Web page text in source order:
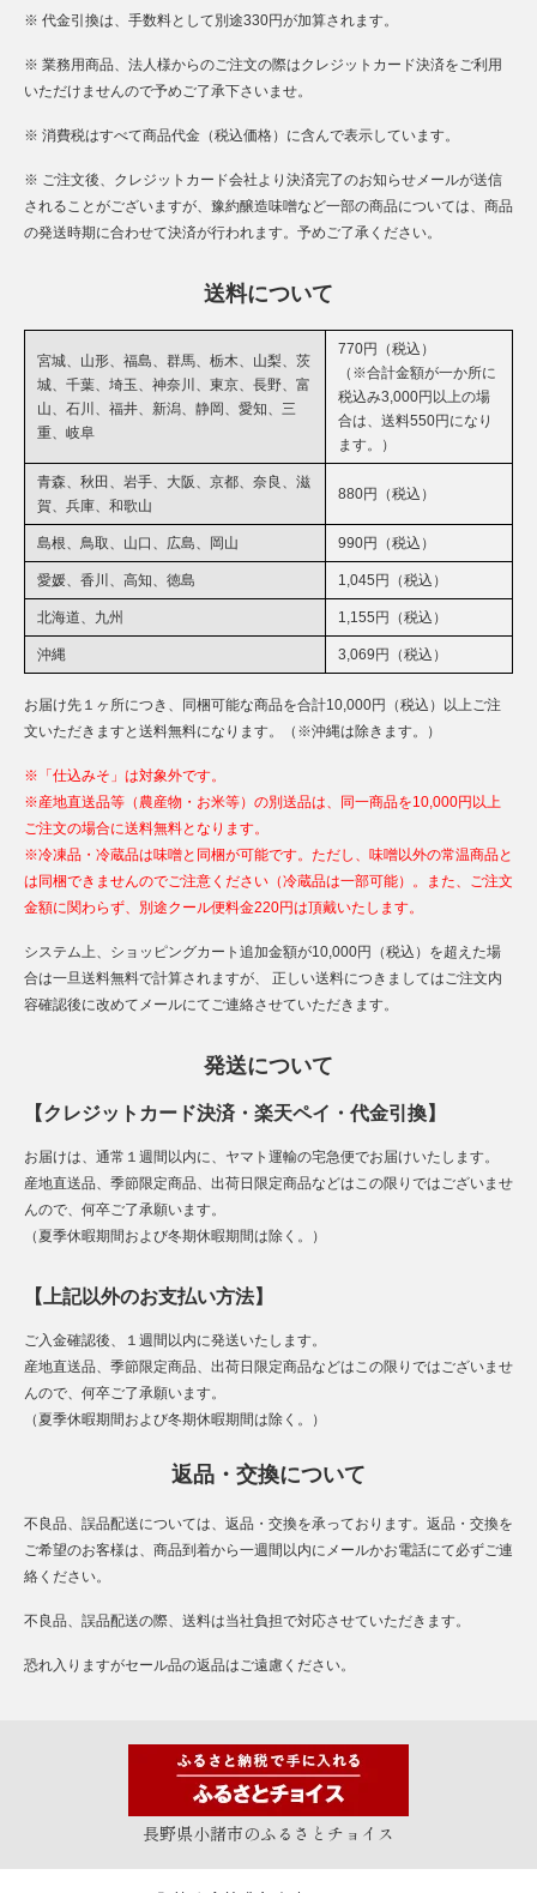
※ 代金引換は、手数料として別途330円が加算されます。
※ 業務用商品、法人様からのご注文の際はクレジットカード決済をご利用
いただけませんので予めご了承下さいませ。
※ 消費税はすべて商品代金（税込価格）に含んで表示しています。
※ ご注文後、クレジットカード会社より決済完了のお知らせメールが送信
されることがございますが、豫約醸造味噌など一部の商品については、商品
の発送時期に合わせて決済が行われます。予めご了承ください。
送料について
宮城、山形、福島、群馬、栃木、山梨、茨
城、千葉、埼玉、神奈川、東京、長野、富
山、石川、福井、新潟、静岡、愛知、三
重、岐阜
770円（税込）
（※合計金額が一か所に
税込み3,000円以上の場
合は、送料550円になり
ます。）
青森、秋田、岩手、大阪、京都、奈良、滋
賀、兵庫、和歌山
880円（税込）
島根、鳥取、山口、広島、岡山 990円（税込）
愛媛、香川、高知、徳島 1,045円（税込）
北海道、九州 1,155円（税込）
沖縄 3,069円（税込）
お届け先１ヶ所につき、同梱可能な商品を合計10,000円（税込）以上ご注
文いただきますと送料無料になります。（※沖縄は除きます。）
※「仕込みそ」は対象外です。
※産地直送品等（農産物・お米等）の別送品は、同一商品を10,000円以上
ご注文の場合に送料無料となります。
※冷凍品・冷蔵品は味噌と同梱が可能です。ただし、味噌以外の常温商品と
は同梱できませんのでご注意ください（冷蔵品は一部可能）。また、ご注文
金額に関わらず、別途クール便料金220円は頂戴いたします。
システム上、ショッピングカート追加金額が10,000円（税込）を超えた場
合は一旦送料無料で計算されますが、 正しい送料につきましてはご注文内
容確認後に改めてメールにてご連絡させていただきます。
発送について
【クレジットカード決済・楽天ペイ・代金引換】
お届けは、通常１週間以内に、ヤマト運輸の宅急便でお届けいたします。
産地直送品、季節限定商品、出荷日限定商品などはこの限りではございませ
んので、何卒ご了承願います。
（夏季休暇期間および冬期休暇期間は除く。）
【上記以外のお支払い方法】
ご入金確認後、１週間以内に発送いたします。
産地直送品、季節限定商品、出荷日限定商品などはこの限りではございませ
んので、何卒ご了承願います。
（夏季休暇期間および冬期休暇期間は除く。）
返品・交換について
不良品、誤品配送については、返品・交換を承っております。返品・交換を
ご希望のお客様は、商品到着から一週間以内にメールかお電話にて必ずご連
絡ください。
不良品、誤品配送の際、送料は当社負担で対応させていただきます。
恐れ入りますがセール品の返品はご遠慮ください。
長野県小諸市のふるさとチョイス